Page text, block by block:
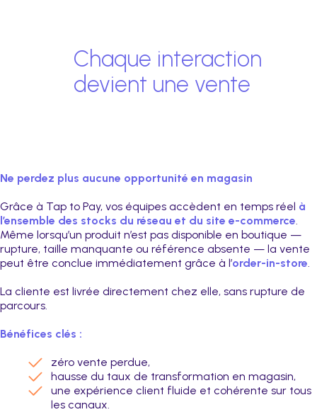
Chaque interaction
devient une vente
Ne perdez plus aucune opportunité en magasin
Grâce à Tap to Pay, vos équipes accèdent en temps réel à
l’ensemble des stocks du réseau et du site e-commerce.
Même lorsqu’un produit n’est pas disponible en boutique —
rupture, taille manquante ou référence absente — la vente
peut être conclue immédiatement grâce à l’order-in-store.
La cliente est livrée directement chez elle, sans rupture de
parcours.
Bénéfices clés :
zéro vente perdue,
hausse du taux de transformation en magasin,
une expérience client fluide et cohérente sur tous
les canaux.